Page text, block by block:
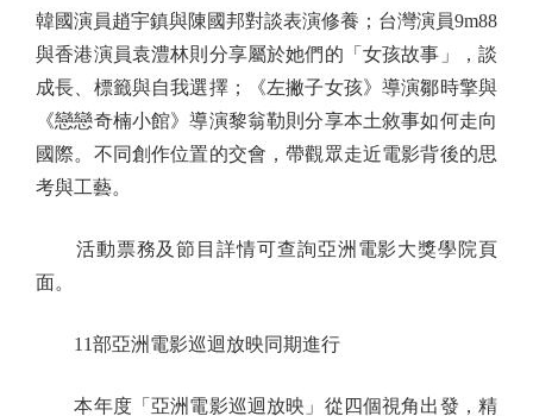
韓國演員趙宇鎮與陳國邦對談表演修養；台灣演員9m88
與香港演員袁澧林則分享屬於她們的「女孩故事」，談
成長、標籤與自我選擇；《左撇子女孩》導演鄒時擎與
《戀戀奇楠小館》導演黎翁勒則分享本土敘事如何走向
國際。不同創作位置的交會，帶觀眾走近電影背後的思
考與工藝。
活動票務及節目詳情可查詢亞洲電影大獎學院頁
面。
11部亞洲電影巡迴放映同期進行
本年度「亞洲電影巡迴放映」從四個視角出發，精